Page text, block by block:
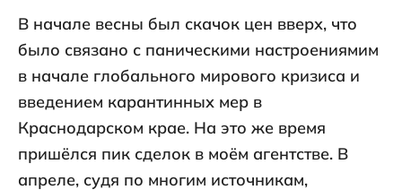
В начале весны был скачок цен вверх, что
было связано с паническими настроениямим
в начале глобального мирового кризиса и
введением карантинных мер в
Краснодарском крае. На это же время
пришёлся пик сделок в моём агентстве. В
апреле, судя по многим источникам,